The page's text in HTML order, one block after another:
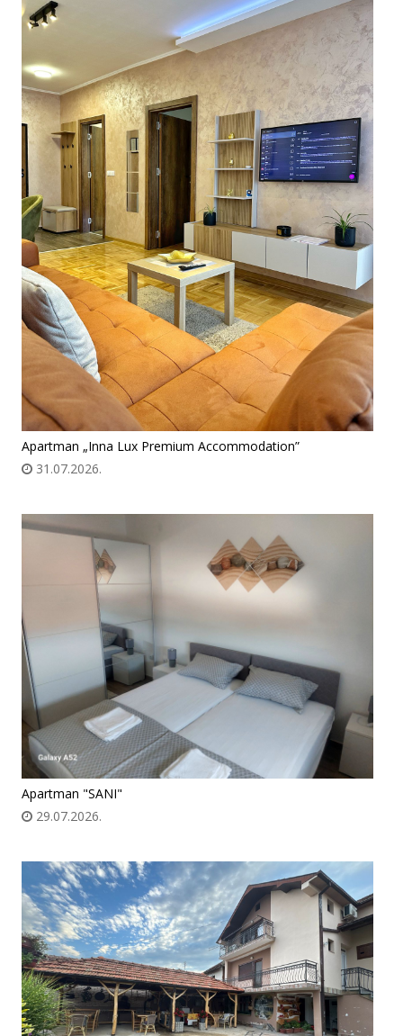
Apartman „Inna Lux Premium Accommodation”
31.07.2026.
Apartman "SANI"
29.07.2026.